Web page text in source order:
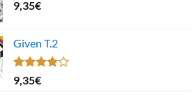
9,35€
Given T.2
Note
4.00
9,35€